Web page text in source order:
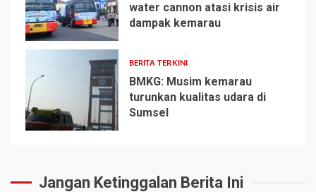
4
water cannon atasi krisis air
dampak kemarau
5
BERITA TERKINI
BMKG: Musim kemarau
turunkan kualitas udara di
Sumsel
Jangan Ketinggalan Berita Ini